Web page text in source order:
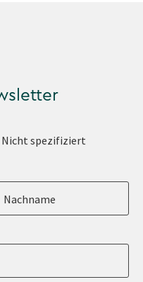
Nicht spezifiziert
Nachname